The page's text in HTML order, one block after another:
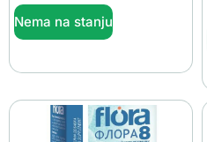
Nema na stanju